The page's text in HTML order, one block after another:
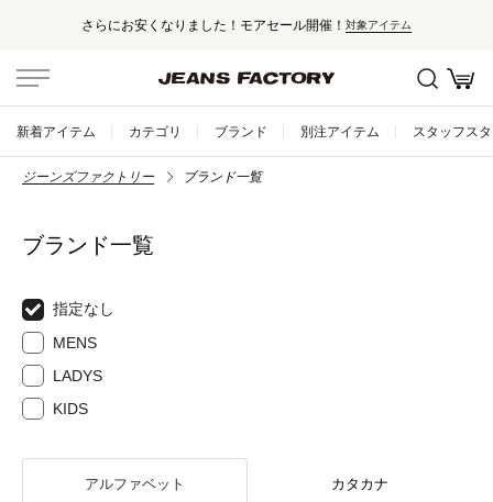
さらにお安くなりました！モアセール開催！ 対象アイテム
新着アイテム カテゴリ ブランド 別注アイテム スタッフス
ジーンズファクトリー ブランド一覧
ブランド一覧
指定なし
MENS
LADYS
KIDS
アルファベット カタカナ